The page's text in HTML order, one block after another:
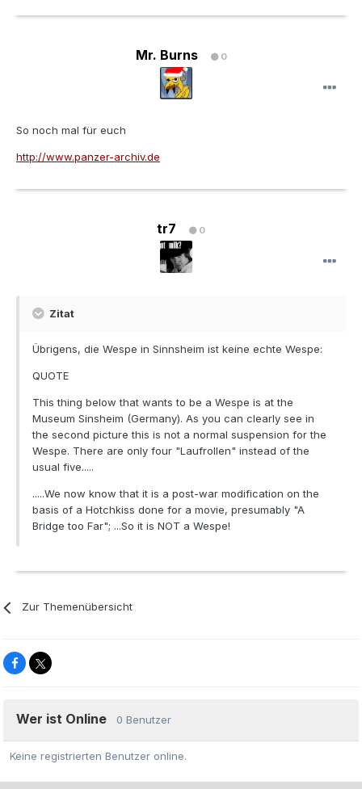
Mr. Burns 0
So noch mal für euch
http://www.panzer-archiv.de
tr7 0
Zitat
Übrigens, die Wespe in Sinnsheim ist keine echte Wespe:
QUOTE
This thing below that wants to be a Wespe is at the
Museum Sinsheim (Germany). As you can clearly see in
the second picture this is not a normal suspension for the
Wespe. There are only four "Laufrollen" instead of the
usual five.....
.....We now know that it is a post-war modification on the
basis of a Hotchkiss done for a movie, presumably "A
Bridge too Far"; ...So it is NOT a Wespe!
Zur Themenübersicht
Wer ist Online 0 Benutzer
Keine registrierten Benutzer online.